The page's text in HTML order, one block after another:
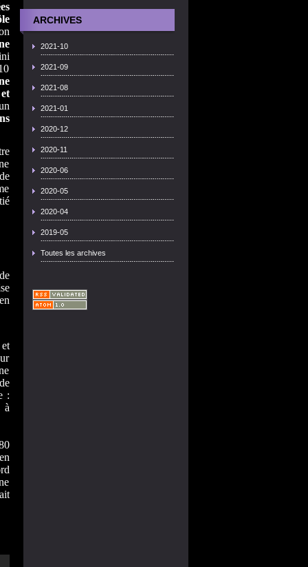
ARCHIVES
2021-10
2021-09
2021-08
2021-01
2020-12
2020-11
2020-06
2020-05
2020-04
2019-05
Toutes les archives
:
à